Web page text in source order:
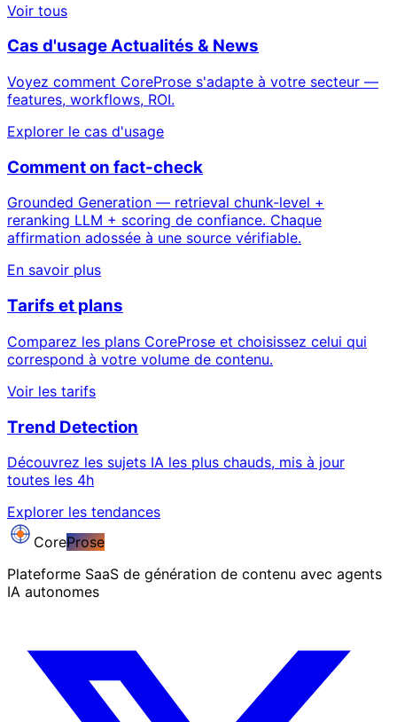
Voir tous
Cas d'usage Actualités & News
Voyez comment CoreProse s'adapte à votre secteur —
features, workflows, ROI.
Explorer le cas d'usage
Comment on fact-check
Grounded Generation — retrieval chunk-level +
reranking LLM + scoring de confiance. Chaque
affirmation adossée à une source vérifiable.
En savoir plus
Tarifs et plans
Comparez les plans CoreProse et choisissez celui qui
correspond à votre volume de contenu.
Voir les tarifs
Trend Detection
Découvrez les sujets IA les plus chauds, mis à jour
toutes les 4h
Explorer les tendances
CoreProse
Plateforme SaaS de génération de contenu avec agents
IA autonomes